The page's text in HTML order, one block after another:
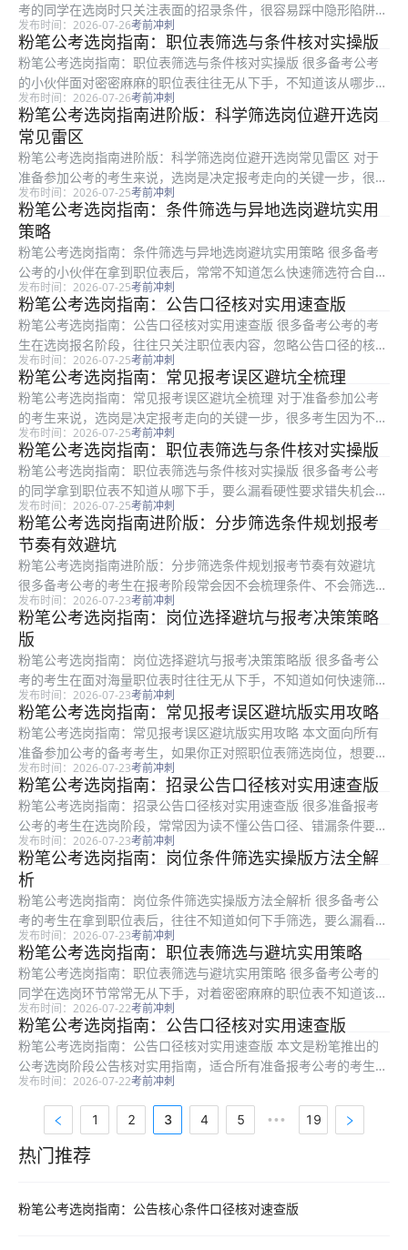
考的同学在选岗时只关注表面的招录条件，很容易踩中隐形陷阱，
最终导致资格复审不通过错失机会，或是入职后才发现不符合预期
后悔不已。本文是粉笔整理的新手选岗避坑指南，针对选岗过程中
最常见的...
发布时间：2026-07-26考前冲刺
粉笔公考选岗指南：职位表筛选与条件核对实操版
粉笔公考选岗指南：职位表筛选与条件核对实操版 很多备考公考
的小伙伴面对密密麻麻的职位表往往无从下手，不知道该从哪步开
始筛选、怎么核对自身条件避开报名陷阱。本文是粉笔整理的实操
性公考选岗指导，适合所有准备报考公考的备考人群，内容从职位
表拆解、...
发布时间：2026-07-26考前冲刺
粉笔公考选岗指南进阶版：科学筛选岗位避开选岗
常见雷区
粉笔公考选岗指南进阶版：科学筛选岗位避开选岗常见雷区 对于
准备参加公考的考生来说，选岗是决定报考走向的关键一步，很多
考生因为不会梳理职位表、不会筛选条件踩了不少不必要的坑。本
文是粉笔整理的进阶版公考选岗指南，面向所有备考公考的考生，
从选岗前...
发布时间：2026-07-25考前冲刺
粉笔公考选岗指南：条件筛选与异地选岗避坑实用
策略
粉笔公考选岗指南：条件筛选与异地选岗避坑实用策略 很多备考
公考的小伙伴在拿到职位表后，常常不知道怎么快速筛选符合自身
条件的岗位，也容易踩各类选岗误区，最终影响报考结果。本文是
粉笔整理的实操性选岗指导，适合所有准备报考公考的考生参考，
文章从职...
发布时间：2026-07-25考前冲刺
粉笔公考选岗指南：公告口径核对实用速查版
粉笔公考选岗指南：公告口径核对实用速查版 很多备考公考的考
生在选岗报名阶段，往往只关注职位表内容，忽略公告口径的核
对，很容易因为条件不符合要求导致报名初审不通过，浪费备考时
间与报名机会。本文是粉笔整理的公考选岗公告口径核对速查指
南，面向所有...
发布时间：2026-07-25考前冲刺
粉笔公考选岗指南：常见报考误区避坑全梳理
粉笔公考选岗指南：常见报考误区避坑全梳理 对于准备参加公考
的考生来说，选岗是决定报考走向的关键一步，很多考生因为不熟
悉岗位筛选规则，很容易在报名阶段踩坑，影响后续的报考进程。
本文是粉笔整理的公考选岗指南，围绕考生报考中最容易遇到的四
类常见误...
发布时间：2026-07-25考前冲刺
粉笔公考选岗指南：职位表筛选与条件核对实操版
粉笔公考选岗指南：职位表筛选与条件核对实操版 很多备考公考
的同学拿到职位表不知道从哪下手，要么漏看硬性要求错失机会，
要么误报不符合条件的岗位最终被资格复审刷掉。这份由粉笔整理
的选岗实操指南，适用于所有备考公考的考生，本文从职位表初步
筛选、自...
发布时间：2026-07-25考前冲刺
粉笔公考选岗指南进阶版：分步筛选条件规划报考
节奏有效避坑
粉笔公考选岗指南进阶版：分步筛选条件规划报考节奏有效避坑
很多备考公考的考生在报考阶段常会因不会梳理条件、不会筛选职
位表出现选岗失误，本文是粉笔推出的进阶版公考选岗指南，适合
所有准备报考的备考人群，从前置准备、筛选方法、误区避坑、最
终确认四...
发布时间：2026-07-23考前冲刺
粉笔公考选岗指南：岗位选择避坑与报考决策策略
版
粉笔公考选岗指南：岗位选择避坑与报考决策策略版 很多备考公
考的考生在面对海量职位表时往往无从下手，不知道如何快速筛选
匹配自身条件的岗位，也容易踩中选岗的隐形陷阱。本文是粉笔推
出的实用选岗指南，适合所有备考公考的考生参考，全文从职位表
梳理、条...
发布时间：2026-07-23考前冲刺
粉笔公考选岗指南：常见报考误区避坑版实用攻略
粉笔公考选岗指南：常见报考误区避坑版实用攻略 本文面向所有
准备参加公考的备考考生，如果你正对照职位表筛选岗位，想要避
免填报失误留下遗憾，本文由粉笔整理了选岗过程中最容易踩的几
类典型误区，帮助大家避开选岗陷阱，减少因非能力因素错失机会
的概率。...
发布时间：2026-07-23考前冲刺
粉笔公考选岗指南：招录公告口径核对实用速查版
粉笔公考选岗指南：招录公告口径核对实用速查版 很多准备报考
公考的考生在选岗阶段，常常因为读不懂公告口径、错漏条件要求
导致报考失败，本文是粉笔整理的实用选岗核对指南，专门帮助备
考考生梳理公告口径核对的完整流程，从核心条件核对清单、隐性
要求筛选...
发布时间：2026-07-23考前冲刺
粉笔公考选岗指南：岗位条件筛选实操版方法全解
析
粉笔公考选岗指南：岗位条件筛选实操版方法全解析 很多备考公
考的考生在拿到职位表后，往往不知道如何下手筛选，要么漏看关
键条件白白浪费报考机会，要么误报不符合要求的岗位最终资格审
查不通过。本文是粉笔整理的实操性选岗方法，适用于所有备考公
考的考生...
发布时间：2026-07-23考前冲刺
粉笔公考选岗指南：职位表筛选与避坑实用策略
粉笔公考选岗指南：职位表筛选与避坑实用策略 很多备考公考的
同学在选岗环节常常无从下手，对着密密麻麻的职位表不知道该如
何梳理筛选，很容易踩中选岗误区留下遗憾。本文是粉笔推出的实
用选岗策略指南，适用于所有备考生梳理选岗流程，全文从职位表
快速拆解...
发布时间：2026-07-22考前冲刺
粉笔公考选岗指南：公告口径核对实用速查版
粉笔公考选岗指南：公告口径核对实用速查版 本文是粉笔推出的
公考选岗阶段公告核对实用指南，适合所有准备报考公考的考生阅
读，解决很多考生选岗时看不懂公告要求、误报不符合条件岗位的
常见问题。全文围绕公告口径核对的四个核心环节展开，从个人基
础条件核...
发布时间：2026-07-22考前冲刺
1 2 3 4 5 ••• 19
热门推荐资料
热门推荐
粉笔公考选岗指南：公告核心条件口径核对速查版